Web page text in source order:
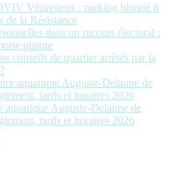
Vénissieux : parking bloqué 6
de la Résistance
dans un recours électoral :
plainte
conseils de quartier arrêtés par la
aquatique Auguste-Delaune de
tarifs et horaires 2026
aquatique Auguste-Delaune de
tarifs et horaires 2026